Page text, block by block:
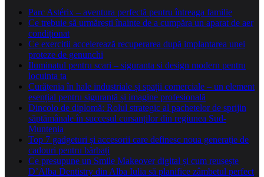
Parc Astérix – aventura perfectă pentru întreaga familie
Ce trebuie să urmărești înainte de a cumpăra un aparat de aer
condiționat
Ce exerciții accelerează recuperarea după implantarea unei
proteze de genunchi
Iluminatul pentru scari – siguranta si design modern pentru
locuinta ta
Curățenia în hale industriale și spații comerciale – un element
esențial pentru siguranță și imagine profesională
Dincolo de diplomă: Rolul strategic al pachetelor de sprijin
săptămânale în succesul cursanților din regiunea Sud-
Muntenia
Top 7 gadgeturi și accesorii care definesc noua generație de
cadouri pentru bărbați
Ce presupune un Smile Makeover digital și cum reușește
D’Alba Dentistry din Alba Iulia să planifice zâmbetul perfect